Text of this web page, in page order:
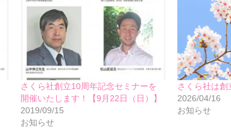
さくら社創立10周年記念セミナーを
開催いたします！【9月22日（日）】
2019/09/15
お知らせ
さくら社は創
2026/04/16
お知らせ